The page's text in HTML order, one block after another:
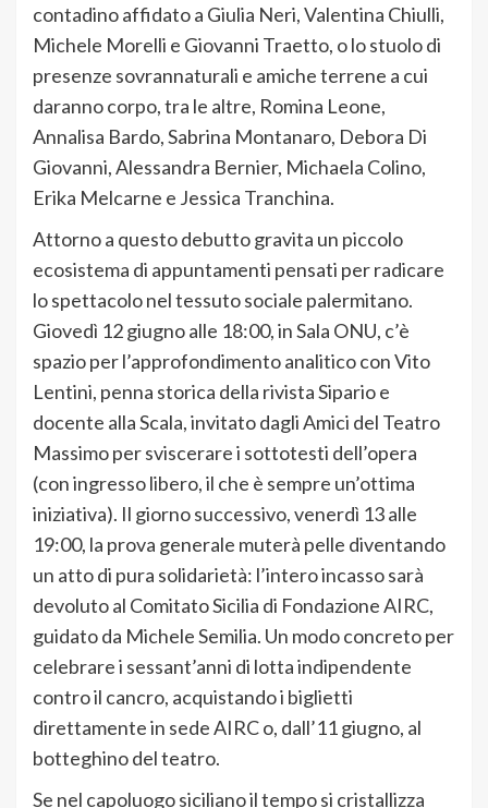
contadino affidato a Giulia Neri, Valentina Chiulli,
Michele Morelli e Giovanni Traetto, o lo stuolo di
presenze sovrannaturali e amiche terrene a cui
daranno corpo, tra le altre, Romina Leone,
Annalisa Bardo, Sabrina Montanaro, Debora Di
Giovanni, Alessandra Bernier, Michaela Colino,
Erika Melcarne e Jessica Tranchina.
Attorno a questo debutto gravita un piccolo
ecosistema di appuntamenti pensati per radicare
lo spettacolo nel tessuto sociale palermitano.
Giovedì 12 giugno alle 18:00, in Sala ONU, c’è
spazio per l’approfondimento analitico con Vito
Lentini, penna storica della rivista Sipario e
docente alla Scala, invitato dagli Amici del Teatro
Massimo per sviscerare i sottotesti dell’opera
(con ingresso libero, il che è sempre un’ottima
iniziativa). Il giorno successivo, venerdì 13 alle
19:00, la prova generale muterà pelle diventando
un atto di pura solidarietà: l’intero incasso sarà
devoluto al Comitato Sicilia di Fondazione AIRC,
guidato da Michele Semilia. Un modo concreto per
celebrare i sessant’anni di lotta indipendente
contro il cancro, acquistando i biglietti
direttamente in sede AIRC o, dall’11 giugno, al
botteghino del teatro.
Se nel capoluogo siciliano il tempo si cristallizza